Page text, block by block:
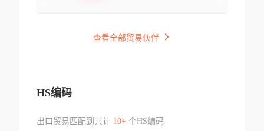
查看全部贸易伙伴
HS编码
出口贸易匹配到共计 10+个HS编码